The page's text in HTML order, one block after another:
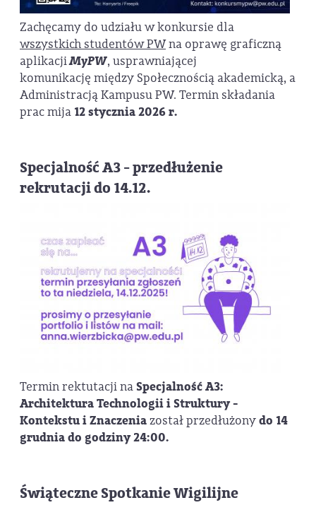
Zachęcamy do udziału w konkursie dla
wszystkich studentów PWna oprawę graficzną
aplikacjiMyPW, usprawniającej
komunikację między Społecznością akademicką, a
Administracją Kampusu PW. Termin składania
prac mija 12 stycznia 2026 r.
Specjalność A3 - przedłużenie
rekrutacji do 14.12.
Termin rektutacji naSpecjalność A3:
Architektura Technologii i Struktury -
Kontekstu i Znaczeniazostał przedłużonydo 14
grudnia do godziny 24:00.
Świąteczne Spotkanie Wigilijne